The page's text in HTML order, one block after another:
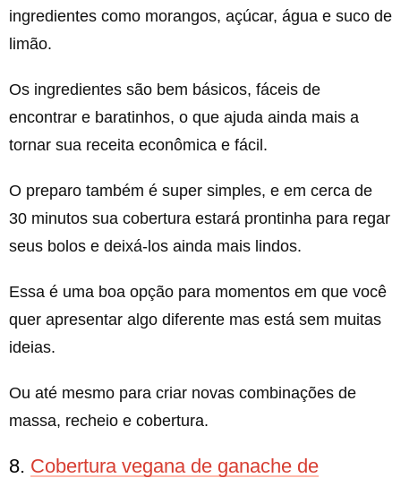
ingredientes como morangos, açúcar, água e suco de
limão.
Os ingredientes são bem básicos, fáceis de
encontrar e baratinhos, o que ajuda ainda mais a
tornar sua receita econômica e fácil.
O preparo também é super simples, e em cerca de
30 minutos sua cobertura estará prontinha para regar
seus bolos e deixá-los ainda mais lindos.
Essa é uma boa opção para momentos em que você
quer apresentar algo diferente mas está sem muitas
ideias.
Ou até mesmo para criar novas combinações de
massa, recheio e cobertura.
8. Cobertura vegana de ganache de